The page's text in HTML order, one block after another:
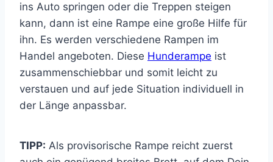
ins Auto springen oder die Treppen steigen
kann, dann ist eine Rampe eine große Hilfe für
ihn. Es werden verschiedene Rampen im
Handel angeboten. Diese Hunderampe ist
zusammenschiebbar und somit leicht zu
verstauen und auf jede Situation individuell in
der Länge anpassbar.
TIPP: Als provisorische Rampe reicht zuerst